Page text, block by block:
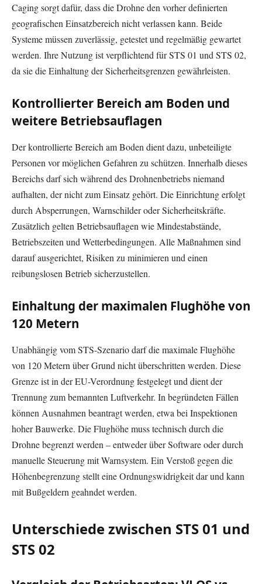
Caging sorgt dafür, dass die Drohne den vorher definierten
geografischen Einsatzbereich nicht verlassen kann. Beide
Systeme müssen zuverlässig, getestet und regelmäßig gewartet
werden. Ihre Nutzung ist verpflichtend für STS 01 und STS 02,
da sie die Einhaltung der Sicherheitsgrenzen gewährleisten.
Kontrollierter Bereich am Boden und
weitere Betriebsauflagen
Der kontrollierte Bereich am Boden dient dazu, unbeteiligte
Personen vor möglichen Gefahren zu schützen. Innerhalb dieses
Bereichs darf sich während des Drohnenbetriebs niemand
aufhalten, der nicht zum Einsatz gehört. Die Einrichtung erfolgt
durch Absperrungen, Warnschilder oder Sicherheitskräfte.
Zusätzlich gelten Betriebsauflagen wie Mindestabstände,
Betriebszeiten und Wetterbedingungen. Alle Maßnahmen sind
darauf ausgerichtet, Risiken zu minimieren und einen
reibungslosen Betrieb sicherzustellen.
Einhaltung der maximalen Flughöhe von
120 Metern
Unabhängig vom STS-Szenario darf die maximale Flughöhe
von 120 Metern über Grund nicht überschritten werden. Diese
Grenze ist in der EU-Verordnung festgelegt und dient der
Trennung zum bemannten Luftverkehr. In begründeten Fällen
können Ausnahmen beantragt werden, etwa bei Inspektionen
hoher Bauwerke. Die Flughöhe muss technisch durch die
Drohne begrenzt werden – entweder über Software oder durch
manuelle Steuerung mit Warnsystem. Ein Verstoß gegen die
Höhenbegrenzung stellt eine Ordnungswidrigkeit dar und kann
mit Bußgeldern geahndet werden.
Unterschiede zwischen STS 01 und
STS 02